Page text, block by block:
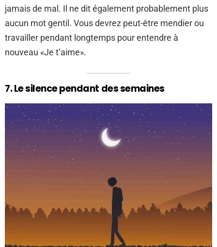
jamais de mal. Il ne dit également probablement plus
aucun mot gentil. Vous devrez peut-être mendier ou
travailler pendant longtemps pour entendre à
nouveau «Je t’aime».
7. Le silence pendant des semaines